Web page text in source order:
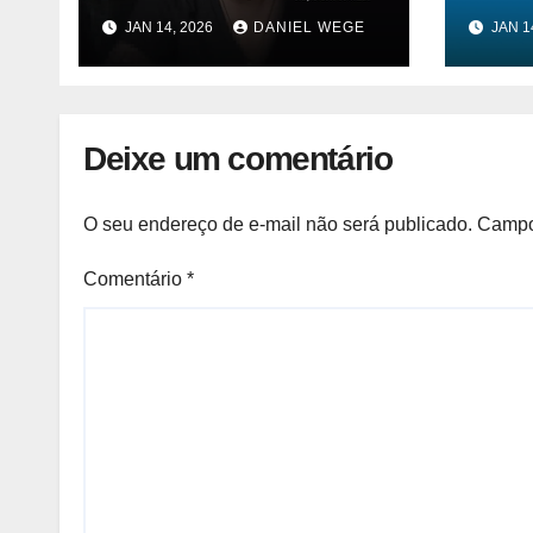
Nova Paradiso FM
JAN 14, 2026 DANIEL WEGE
deJAN
Deixe um comentário
O seu endereço de e-mail não será publicado.
Comentário *